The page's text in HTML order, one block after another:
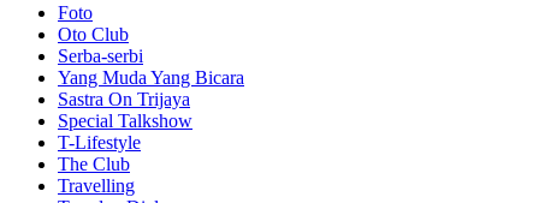
Foto
Oto Club
Serba-serbi
Yang Muda Yang Bicara
Sastra On Trijaya
Special Talkshow
T-Lifestyle
The Club
Travelling